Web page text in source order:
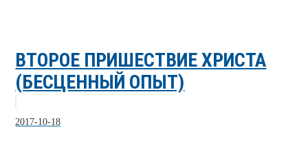
ВТОРОЕ ПРИШЕСТВИЕ ХРИСТА
(БЕСЦЕННЫЙ ОПЫТ)
2017-10-18